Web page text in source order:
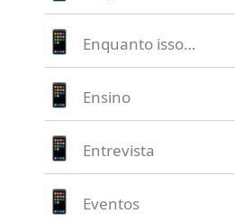
Enquanto isso…
Ensino
Entrevista
Eventos